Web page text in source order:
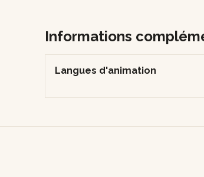
Informations
Langues d'animation